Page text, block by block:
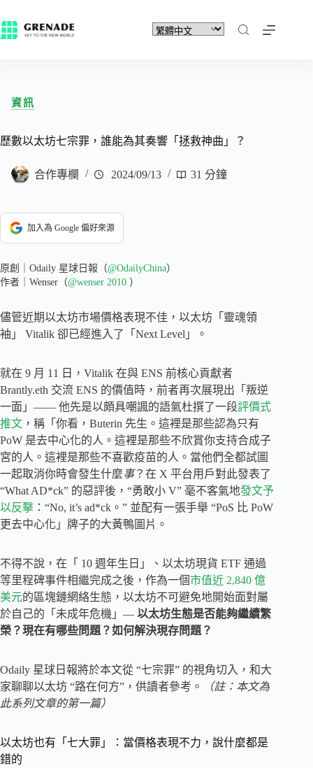
資訊
歷數以太坊七宗罪，誰能為其奏響「拯救神曲」？
合作專欄 2024/09/13 31 分鐘
加入為 Google 偏好來源
原創｜Odaily 星球日報（@OdailyChina）
作者｜Wenser（@wenser 2010 ）
儘管近期以太坊市場價格表現不佳，以太坊「靈魂領
袖」 Vitalik 卻已經進入了「Next Level」。
就在 9 月 11 日，Vitalik 在與 ENS 前核心貢獻者
Brantly.eth 交流 ENS 的價值時，前者再次展現出「叛逆
一面」—— 他先是以頗具嘲諷的語氣杜撰了一段評價式
推文 ，稱「你看，Buterin 先生。這裡是那些認為只有
PoW 是去中心化的人。這裡是那些不欣賞你支持合成子
宮的人。這裡是那些不喜歡疫苗的人。當他們全都試圖
一起取消你時會發生什麼事？在 X 平台用戶對此發表了
“What AD*ck” 的惡評後，“勇敢小 V” 毫不客氣地發文予
以反擊 ：“No, it’s ad*ck。” 並配有一張手舉 “PoS 比 PoW
更去中心化」牌子的大黃鴨圖片。
不得不說，在「 10 週年生日」、以太坊現貨 ETF 通過
等里程碑事件相繼完成之後，作為一個市值近 2,840 億
美元的區塊鏈網絡生態，以太坊不可避免地開始面對屬
於自己的「未成年危機」— 以太坊生態是否能夠繼續繁
榮？現在有哪些問題？如何解決現存問題？
Odaily 星球日報將於本文從 “七宗罪” 的視角切入，和大
家聊聊以太坊 “路在何方”，供讀者參考。
（註：本文為
此系列文章的第一篇）
以太坊也有「七大罪」：當價格表現不力，說什麼都是
錯的